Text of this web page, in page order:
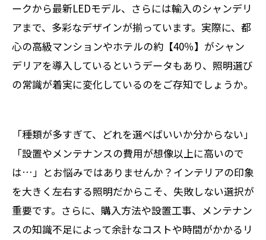
ークから最新LEDモデル、さらには輸入のシャンデリ
アまで、多彩なデザインが揃っています。実際に、都
心の高級マンションやホテルの約【40％】がシャン
デリアを導入しているというデータもあり、照明選び
の常識が着実に変化しているのをご存知でしょうか。
「種類が多すぎて、どれを選べばいいか分からない」
「設置やメンテナンスの費用が想像以上に高いので
は…」とお悩みではありませんか？インテリアの印象
を大きく左右する照明だからこそ、失敗しない選択が
重要です。さらに、購入方法や設置工事、メンテナン
スの知識不足によって余計なコストや時間がかかるリ